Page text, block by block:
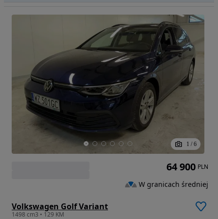
1 / 6
Volkswagen Golf Variant
1498 cm3 • 129 KM
64 900 PLN
W granicach średniej